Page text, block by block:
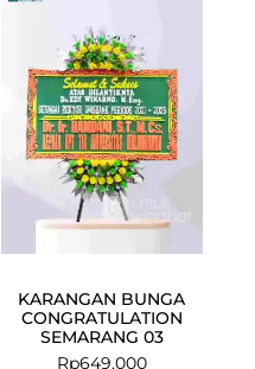
KARANGAN BUNGA
CONGRATULATION
SEMARANG 03
Rp649.000